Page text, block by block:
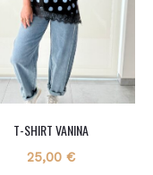
T-SHIRT VANINA
25,00 €